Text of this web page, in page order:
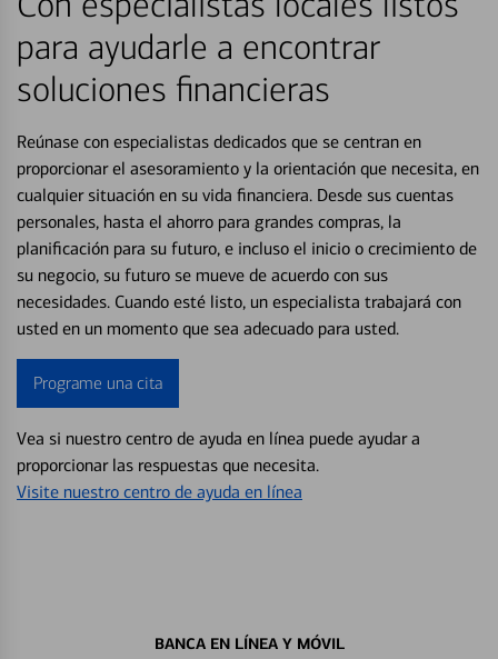
para ayudarle a encontrar
soluciones financieras
Reúnase con especialistas dedicados que se centran en
proporcionar el asesoramiento y la orientación que necesita, en
cualquier situación en su vida financiera. Desde sus cuentas
personales, hasta el ahorro para grandes compras, la
planificación para su futuro, e incluso el inicio o crecimiento de
su negocio, su futuro se mueve de acuerdo con sus
necesidades. Cuando esté listo, un especialista trabajará con
usted en un momento que sea adecuado para usted.
Programe una cita
Vea si nuestro centro de ayuda en línea puede ayudar a
proporcionar las respuestas que necesita.
Visite nuestro centro de ayuda en línea
BANCA EN LÍNEA Y MÓVIL